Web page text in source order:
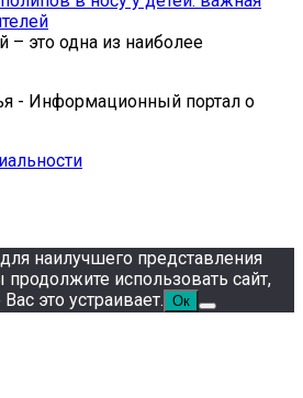
– это одна из наиболее
- Информационный портал о
наилучшего представления
продолжите использовать сайт,
это устраивает. Ок